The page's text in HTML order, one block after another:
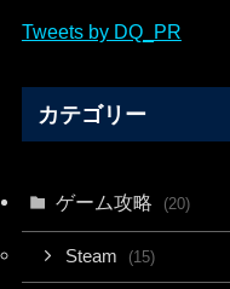
Tweets by DQ_PR
カテゴリー
ゲーム攻略 (20)
Steam (15)